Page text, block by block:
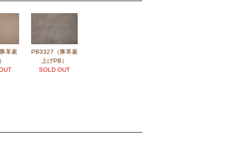
革素
PB3327（豚革素
上げPB）
SOLD OUT